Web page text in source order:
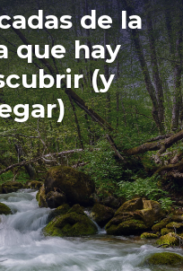
de la
que hay
(y